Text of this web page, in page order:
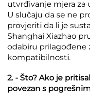
utvrđivanje mjera za
U slučaju da se ne
provjeriti da li je
Shanghai Xiazhao
odabiru prilagođene
kompatibilnosti.
2. - Što? Ako je
povezan s